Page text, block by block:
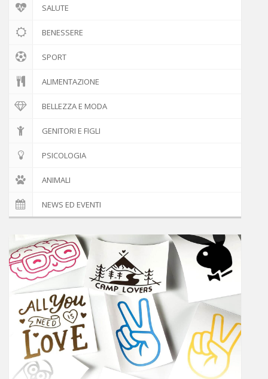
SALUTE
BENESSERE
SPORT
ALIMENTAZIONE
BELLEZZA E MODA
GENITORI E FIGLI
PSICOLOGIA
ANIMALI
NEWS ED EVENTI